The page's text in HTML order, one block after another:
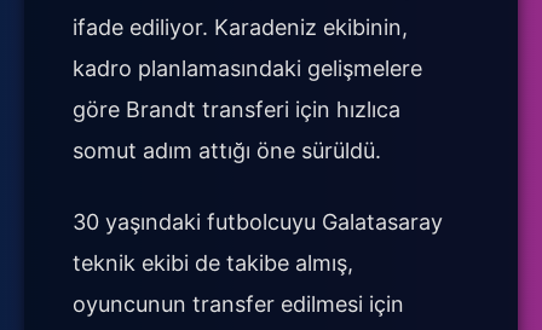
ifade ediliyor. Karadeniz ekibinin,
kadro planlamasındaki gelişmelere
göre Brandt transferi için hızlıca
somut adım attığı öne sürüldü.
30 yaşındaki futbolcuyu Galatasaray
teknik ekibi de takibe almış,
oyuncunun transfer edilmesi için